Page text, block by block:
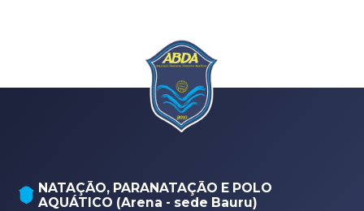
NATAÇÃO, PARANATAÇÃO E POLO
AQUÁTICO (Arena - sede Bauru)